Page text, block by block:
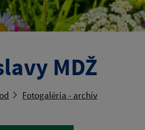
MDŽ
Fotogaléria - archív